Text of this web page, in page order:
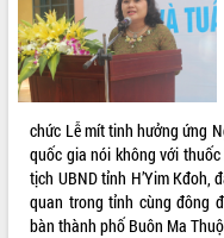
chức Lễ mít tinh hưởng ứng
quốc gia nói không với
tịch UBND tỉnh H’Yim Kđoh,
quan trong tỉnh cùng đông
bàn thành phố Buôn Ma